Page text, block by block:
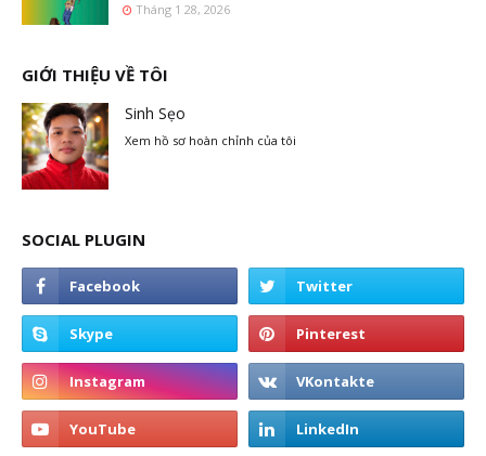
Tháng 1 28, 2026
GIỚI THIỆU VỀ TÔI
Sinh Sẹo
Xem hồ sơ hoàn chỉnh của tôi
SOCIAL PLUGIN